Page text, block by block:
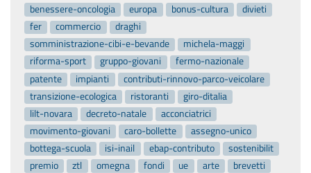
benessere-oncologia
europa bonus-cultura
divieti
fer
commercio
draghi
somministrazione-cibi-e-bevande
michela-maggi
riforma-sport
gruppo-giovani
fermo-nazionale
patente
impianti
contributi-rinnovo-parco-veicolare
transizione-ecologica
ristoranti
giro-ditalia
lilt-novara
decreto-natale
acconciatrici
movimento-giovani
caro-bollette
assegno-unico
bottega-scuola
isi-inail ebap-contributo
sostenibilit
premio
ztl omegna fondi ue arte
brevetti